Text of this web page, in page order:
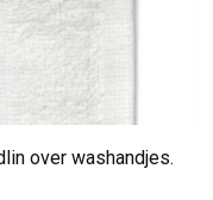
over washandjes.